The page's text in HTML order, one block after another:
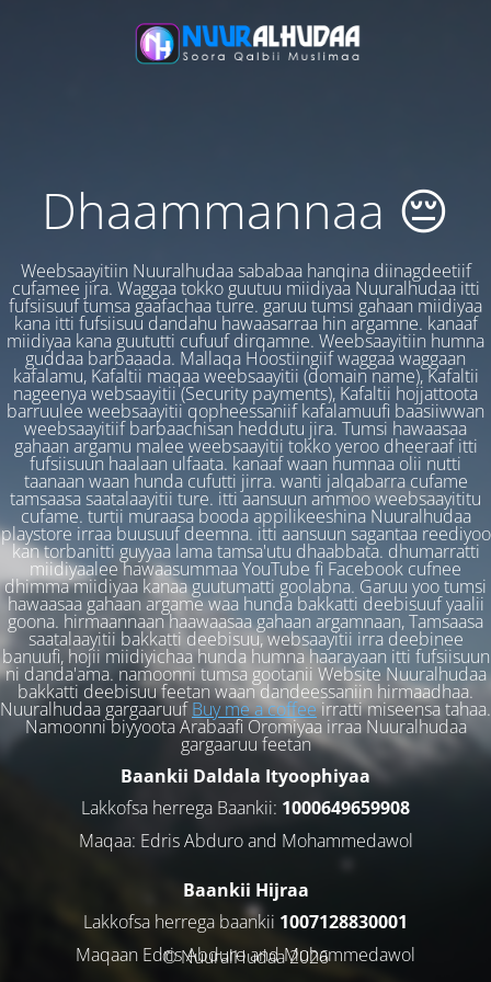
Dhaammannaa 😔
Weebsaayitiin Nuuralhudaa sababaa hanqina diinagdeetiif
cufamee jira. Waggaa tokko guutuu miidiyaa Nuuralhudaa itti
fufsiisuuf tumsa gaafachaa turre. garuu tumsi gahaan miidiyaa
kana itti fufsiisuu dandahu hawaasarraa hin argamne. kanaaf
miidiyaa kana guututti cufuuf dirqamne. Weebsaayitiin humna
guddaa barbaaada. Mallaqa Hoostiingiif waggaa waggaan
kafalamu, Kafaltii maqaa weebsaayitii (domain name), Kafaltii
nageenya websaayitii (Security payments), Kafaltii hojjattoota
barruulee weebsaayitii qopheessaniif kafalamuufi baasiiwwan
weebsaayitiif barbaachisan heddutu jira. Tumsi hawaasaa
gahaan argamu malee weebsaayitii tokko yeroo dheeraaf itti
fufsiisuun haalaan ulfaata. kanaaf waan humnaa olii nutti
taanaan waan hunda cufutti jirra. wanti jalqabarra cufame
tamsaasa saatalaayitii ture. itti aansuun ammoo weebsaayititu
cufame. turtii muraasa booda appilikeeshina Nuuralhudaa
playstore irraa buusuuf deemna. itti aansuun sagantaa reediyoo
kan torbanitti guyyaa lama tamsa'utu dhaabbata. dhumarratti
miidiyaalee hawaasummaa YouTube fi Facebook cufnee
dhimma miidiyaa kanaa guutumatti goolabna. Garuu yoo tumsi
hawaasaa gahaan argame waa hunda bakkatti deebisuuf yaalii
goona. hirmaannaan haawaasaa gahaan argamnaan, Tamsaasa
saatalaayitii bakkatti deebisuu, websaayitii irra deebinee
banuufi, hojii miidiyichaa hunda humna haarayaan itti fufsiisuun
ni danda'ama. namoonni tumsa gootanii Website Nuuralhudaa
bakkatti deebisuu feetan waan dandeessaniin hirmaadhaa.
Nuuralhudaa gargaaruufBuy me a coffeeirratti miseensa tahaa.
Namoonni biyyoota Arabaafi Oromiyaa irraa Nuuralhudaa
gargaaruu feetan
Baankii Daldala Ityoophiyaa
Lakkofsa herrega Baankii: 1000649659908
Maqaa: Edris Abduro and Mohammedawol
Baankii Hijraa
Lakkofsa herrega baankii 1007128830001
Maqaan Edris Abduro and Muhammedawol
© NuuralHudaa 2026